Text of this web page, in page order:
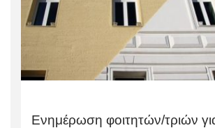
Ενημέρωση φοιτητών/τριών